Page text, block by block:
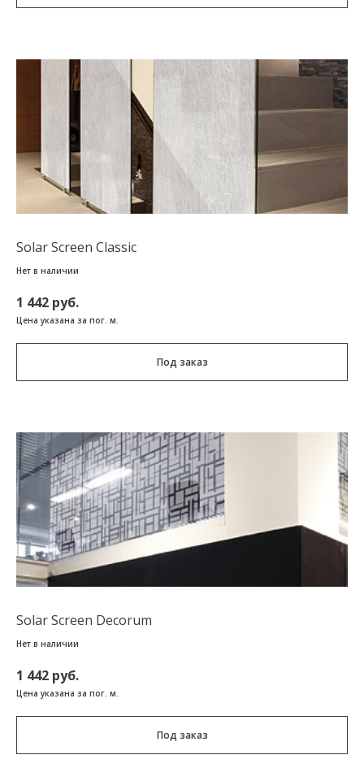
Solar Screen Classic
Нет в наличии
1 442 руб.
Цена указана за пог. м.
Под заказ
Solar Screen Decorum
Нет в наличии
1 442 руб.
Цена указана за пог. м.
Под заказ